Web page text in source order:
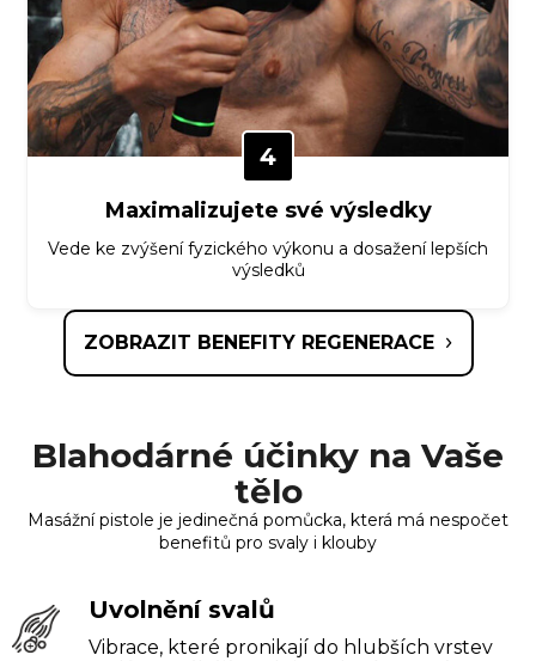
4
Maximalizujete své výsledky
Vede ke zvýšení fyzického výkonu a dosažení lepších
výsledků
ZOBRAZIT BENEFITY REGENERACE
Blahodárné účinky na Vaše
tělo
Masážní pistole je jedinečná pomůcka, která má nespočet
benefitů pro svaly i klouby
Uvolnění svalů
Vibrace, které pronikají do hlubších vrstev